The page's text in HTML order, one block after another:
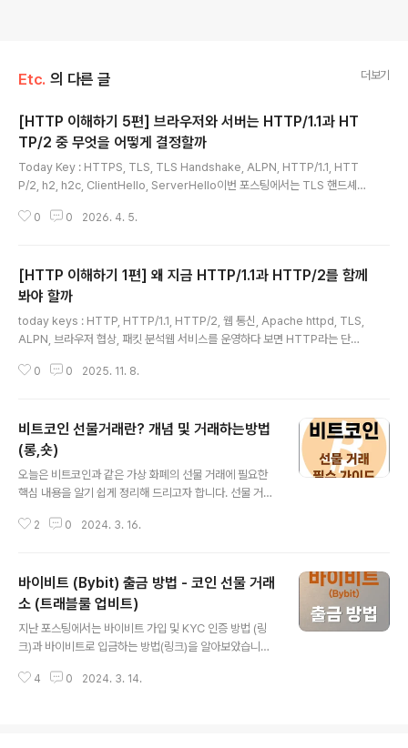
Etc. 의 다른 글 더보기
[HTTP 이해하기 5편] 브라우저와 서버는 HTTP/1.1과 HT
TP/2 중 무엇을 어떻게 결정할까
Today Key : HTTPS, TLS, TLS Handshake, ALPN, HTTP/1.1, HTT
P/2, h2, h2c, ClientHello, ServerHello이번 포스팅에서는 TLS 핸드셰이
협상의 핵심이 선택에서 핵심 역할을 하는 것이 ALPN(Application-Layer
떤 프로토콜을 사용할지 정하기 위한 확장으로 정의합니다.클라이언트는 자신
이 지원하는 프로토콜 목록을 ClientHello에 넣어 보내고, 서버는 그중 하나를
0 0 2026. 4. 5.
[HTTP 이해하기 1편] 왜 지금 HTTP/1.1과 HTTP/2를 함께
봐야 할까
today keys : HTTP, HTTP/1.1, HTTP/2, 웹 통신, Apache httpd, TLS,
ALPN, 브라우저 협상, 패킷 분석웹 서비스를 운영하다 보면 HTTP라는 단어
이트에 접속하고, 서버가 응답을 반환하는 흐름이 너무 자연스럽기 때문입니다.
야 하는 이유와 앞으로 이 시리즈가 어떤 흐름으로 전개될지를 먼저 정리합니
다.HTTP/1.1은 여전히 현재진행형HTTP/1.1은 단순히 "예전 버전"이 아닙니
다.RFC 9112는 HTTP/1.1을 메시지 문법, 메..
0 0 2025. 11. 8.
비트코인 선물거래란? 개념 및 거래하는방법
(롱,숏)
오늘은 비트코인과 같은 가상 화폐의 선물 거래에 필요한
핵심 내용을 알기 쉽게 정리해 드리고자 합니다. 선물 거래
래를 시작하시길 바랍니다. 국내 거래소는 선물 거래를 지
입니다. 거래소 가입 링크 가입 방법 MEXC 가입 바로 가
기 가입 방법 안내 Bitget 가입 바로 가기 가입 방법 안내
Bybit 가입 바로 가기 가입 방법 안내 현물 거래 비트코인
을 현재 가격으로 거래하는 것입니다. 현재 가치 기준으로
가격 변화에 따라서 동일하게 수익과 손실이 발생합니다.
현물 거래 비트코인의 미래 가격으로 거래하는 것입니다.
2 0 2024. 3. 16.
바이비트 (Bybit) 출금 방법 - 코인 선물 거래
소 (트래블룰 업비트)
지난 포스팅에서는 바이비트 가입 및 KYC 인증 방법 (링
크)과 바이비트로 입금하는 방법(링크)을 알아보았습니다.
이비트 출금 방법을 상세히 알려드리겠습니다. >> 바이비
4 0 2024. 3. 14.